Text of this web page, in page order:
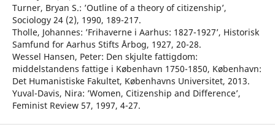
Turner, Bryan S.: ’Outline of a theory of citizenship’,
Sociology 24 (2), 1990, 189-217.
Tholle, Johannes: ’Frihaverne i Aarhus: 1827-1927’, Historisk
Samfund for Aarhus Stifts Årbog, 1927, 20-28.
Wessel Hansen, Peter: Den skjulte fattigdom:
middelstandens fattige i København 1750-1850, København:
Det Humanistiske Fakultet, Københavns Universitet, 2013.
Yuval-Davis, Nira: ’Women, Citizenship and Difference’,
Feminist Review 57, 1997, 4-27.